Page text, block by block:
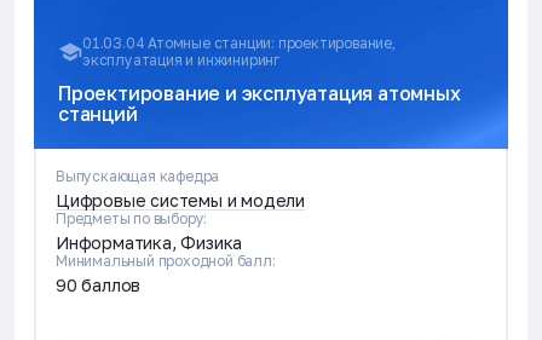
01.03.04 Атомные станции: проектирование,
эксплуатация и инжиниринг
Проектирование и эксплуатация атомных
станций
Выпускающая кафедра
Цифровые системы и модели
Предметы по выбору:
Информатика, Физика
Минимальный проходной балл:
90 баллов